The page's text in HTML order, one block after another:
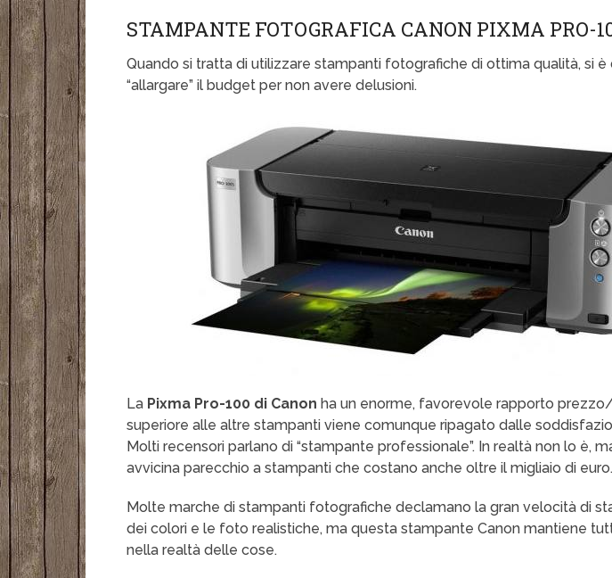
STAMPANTE FOTOGRAFICA CANON PIXMA PRO-
Quando si tratta di utilizzare stampanti fotografiche di ottima qualità, si è
“allargare” il budget per non avere delusioni.
La Pixma Pro-100 di Canon ha un enorme, favorevole rapporto
superiore alle altre stampanti viene comunque ripagato dalle
Molti recensori parlano di “stampante professionale”. In realtà non lo è,
avvicina parecchio a stampanti che costano anche oltre il migliaio di euro.
Molte marche di stampanti fotografiche declamano la gran velocità di
dei colori e le foto realistiche, ma questa stampante Canon mantiene
nella realtà delle cose.